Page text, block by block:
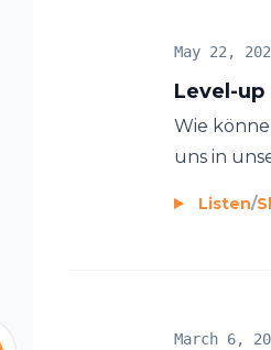
Level-up
May 22,
Wie
uns in
Listen/
March 6,